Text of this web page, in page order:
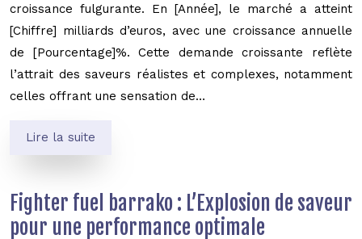
croissance fulgurante. En [Année], le marché a atteint
[Chiffre] milliards d’euros, avec une croissance annuelle
de [Pourcentage]%. Cette demande croissante reflète
l’attrait des saveurs réalistes et complexes, notamment
celles offrant une sensation de…
Lire la suite
Fighter fuel barrako : L’Explosion de saveur
pour une performance optimale